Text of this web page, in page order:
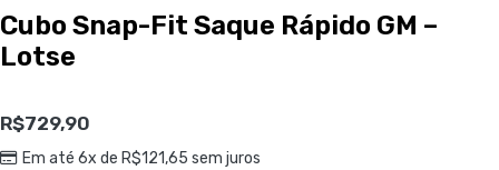
Cubo Snap-Fit Saque Rápido GM –
Lotse
R$729,90
Em até 6x de R$121,65 sem juros